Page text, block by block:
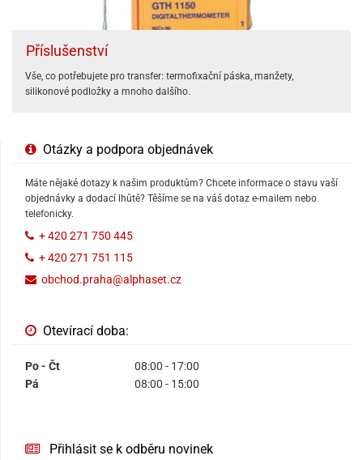
Příslušenství
Vše, co potřebujete pro transfer: termofixační páska, manžety,
silikonové podložky a mnoho dalšího.
Otázky a podpora objednávek
Máte nějaké dotazy k našim produktům? Chcete informace o stavu vaší
objednávky a dodací lhůtě? Těšíme se na váš dotaz e-mailem nebo
telefonicky.
+ 420 271 750 445
+ 420 271 751 115
obchod.praha@alphaset.cz
Otevírací doba:
Po - Čt
08:00 - 17:00
Pá
08:00 - 15:00
Přihlásit se k odběru novinek